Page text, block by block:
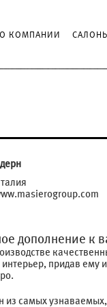
О КОМПАНИИ
дополнение к
придав
из самых